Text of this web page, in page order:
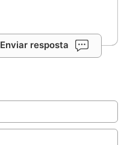
Enviar resposta